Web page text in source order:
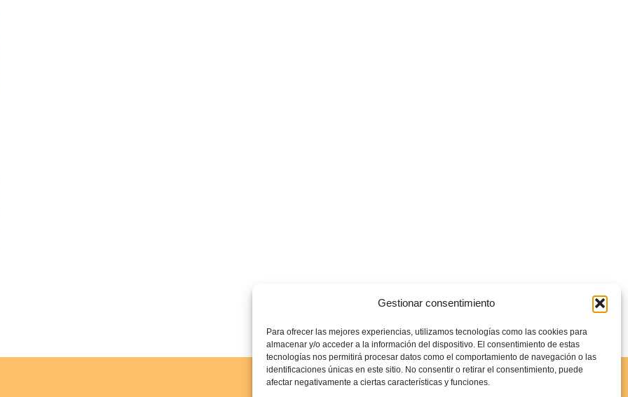
Gestionar consentimiento
Para ofrecer las mejores experiencias, utilizamos tecnologías como las cookies para
almacenar y/o acceder a la información del dispositivo. El consentimiento de estas
tecnologías nos permitirá procesar datos como el comportamiento de navegación o las
identificaciones únicas en este sitio. No consentir o retirar el consentimiento, puede
afectar negativamente a ciertas características y funciones.